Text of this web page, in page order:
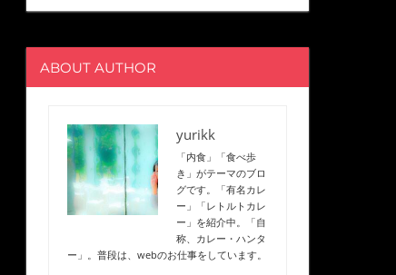
ABOUT AUTHOR
yurikk
「内食」「食べ歩
き」がテーマのブロ
グです。「有名カレ
ー」「レトルトカレ
ー」を紹介中。「自
称、カレー・ハンタ
ー」。普段は、webのお仕事をしています。